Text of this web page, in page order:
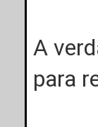
A
para